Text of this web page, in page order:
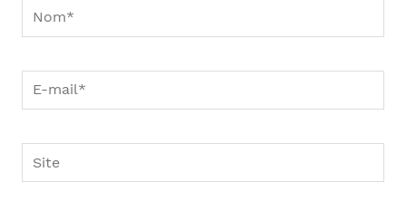
Nom*
E-
mail*
Site